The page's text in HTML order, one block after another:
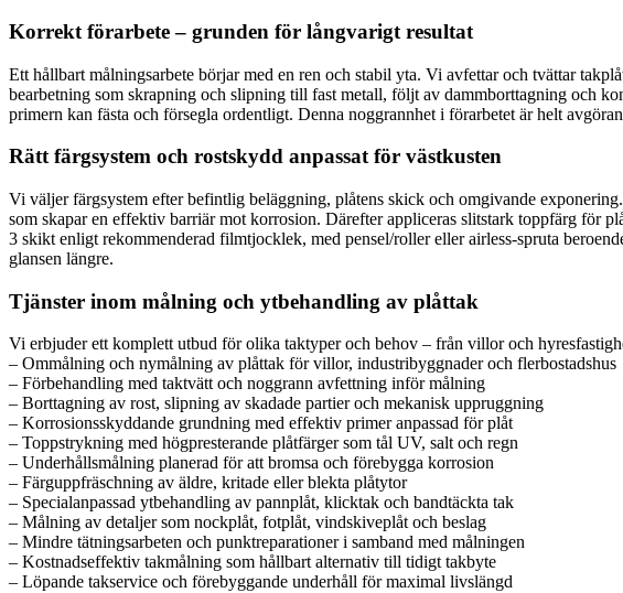
Korrekt förarbete – grunden för långvarigt resultat
Ett hållbart målningsarbete börjar med en ren och stabil yta. Vi avfettar och tvättar
bearbetning som skrapning och slipning till fast metall, följt av dammborttagning och
primern kan fästa och försegla ordentligt. Denna noggrannhet i förarbetet är helt
Rätt färgsystem och rostskydd anpassat för västkusten
Vi väljer färgsystem efter befintlig beläggning, plåtens skick och omgivande
som skapar en effektiv barriär mot korrosion. Därefter appliceras slitstark toppfärg för
3 skikt enligt rekommenderad filmtjocklek, med pensel/roller eller airless-spruta
glansen längre.
Tjänster inom målning och ytbehandling av plåttak
Vi erbjuder ett komplett utbud för olika taktyper och behov – från villor och
– Ommålning och nymålning av plåttak för villor, industribyggnader och flerbostadshus
– Förbehandling med taktvätt och noggrann avfettning inför målning
– Borttagning av rost, slipning av skadade partier och mekanisk uppruggning
– Korrosionsskyddande grundning med effektiv primer anpassad för plåt
– Toppstrykning med högpresterande plåtfärger som tål UV, salt och regn
– Underhållsmålning planerad för att bromsa och förebygga korrosion
– Färguppfräschning av äldre, kritade eller blekta plåtytor
– Specialanpassad ytbehandling av pannplåt, klicktak och bandtäckta tak
– Målning av detaljer som nockplåt, fotplåt, vindskiveplåt och beslag
– Mindre tätningsarbeten och punktreparationer i samband med målningen
– Kostnadseffektiv takmålning som hållbart alternativ till tidigt takbyte
– Löpande takservice och förebyggande underhåll för maximal livslängd